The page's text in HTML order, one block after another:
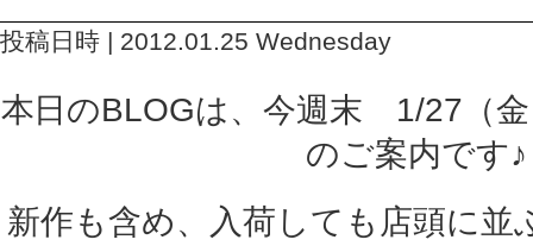
投稿日時 | 2012.01.25 Wednesday
本日のBLOGは、今週末 1/27（
のご案内です♪
新作も含め、入荷しても店頭に並